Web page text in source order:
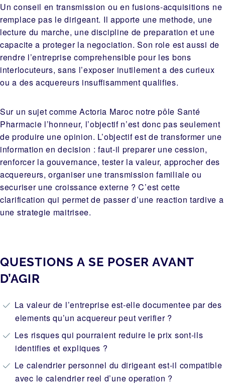
Un conseil en transmission ou en fusions-acquisitions ne
remplace pas le dirigeant. Il apporte une methode, une
lecture du marche, une discipline de preparation et une
capacite a proteger la negociation. Son role est aussi de
rendre l’entreprise comprehensible pour les bons
interlocuteurs, sans l’exposer inutilement a des curieux
ou a des acquereurs insuffisamment qualifies.
Sur un sujet comme Actoria Maroc notre pôle Santé
Pharmacie l’honneur, l’objectif n’est donc pas seulement
de produire une opinion. L’objectif est de transformer une
information en decision : faut-il preparer une cession,
renforcer la gouvernance, tester la valeur, approcher des
acquereurs, organiser une transmission familiale ou
securiser une croissance externe ? C’est cette
clarification qui permet de passer d’une reaction tardive a
une strategie maitrisee.
QUESTIONS A SE POSER AVANT
D’AGIR
La valeur de l’entreprise est-elle documentee par des
elements qu’un acquereur peut verifier ?
Les risques qui pourraient reduire le prix sont-ils
identifies et expliques ?
Le calendrier personnel du dirigeant est-il compatible
avec le calendrier reel d’une operation ?